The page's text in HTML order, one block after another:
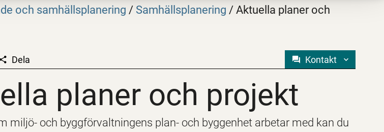
och samhällsplanering / Samhällsplanering / Aktuella planer och
planer och projekt
Dela Kontakt
planer och projekt
miljö- och byggförvaltningens plan- och byggenhet arbetar med kan du